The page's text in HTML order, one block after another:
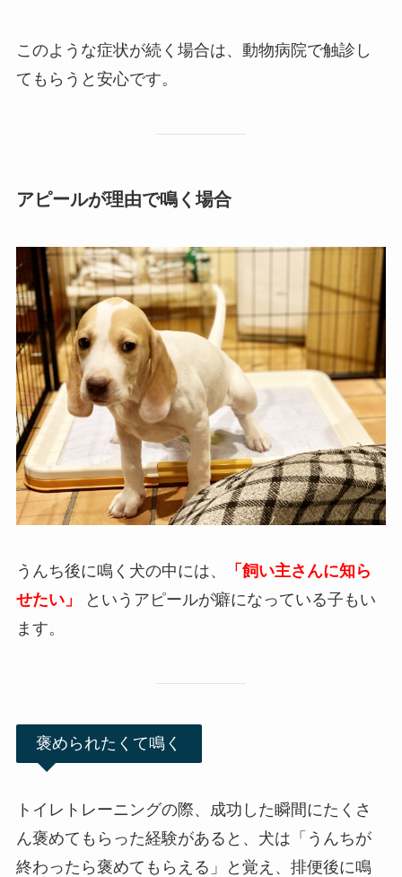
このような症状が続く場合は、動物病院で触診し
てもらうと安心です。
アピールが理由で鳴く場合
うんち後に鳴く犬の中には、
「飼い主さんに知ら
せたい」
というアピールが癖になっている子もい
ます。
褒められたくて鳴く
トイレトレーニングの際、成功した瞬間にたくさ
ん褒めてもらった経験があると、犬は「うんちが
終わったら褒めてもらえる」と覚え、排便後に鳴